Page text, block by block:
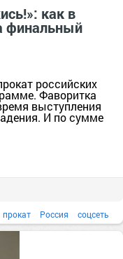
как в
финальный
российских
Фаворитка
выступления
И по сумме
прокат Россия соцсеть